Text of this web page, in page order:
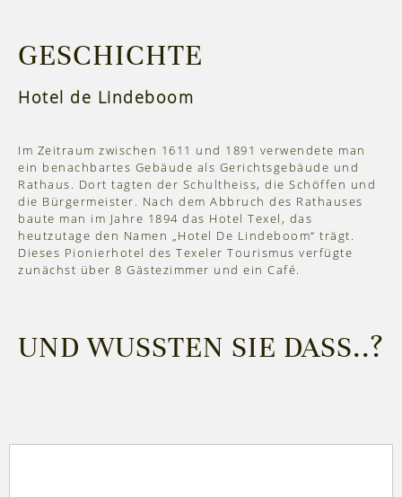
GESCHICHTE
Hotel de Lindeboom
Im Zeitraum zwischen 1611 und 1891 verwendete man
ein benachbartes Gebäude als Gerichtsgebäude und
Rathaus. Dort tagten der Schultheiss, die Schöffen und
die Bürgermeister. Nach dem Abbruch des Rathauses
baute man im Jahre 1894 das Hotel Texel, das
heutzutage den Namen „Hotel De Lindeboom“ trägt.
Dieses Pionierhotel des Texeler Tourismus verfügte
zunächst über 8 Gästezimmer und ein Café.
UND WUSSTEN SIE DASS..?